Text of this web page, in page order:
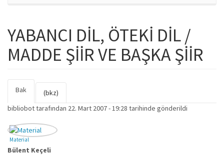
YABANCI DİL, ÖTEKİ DİL /
MADDE ŞİİR VE BAŞKA ŞİİR
Birincil sekmeler
Bak
sekme)
(bkz)
bibliobottarafından 22. Mart 2007 - 19:28 tarihinde gönderildi
Material
Bülent Keçeli